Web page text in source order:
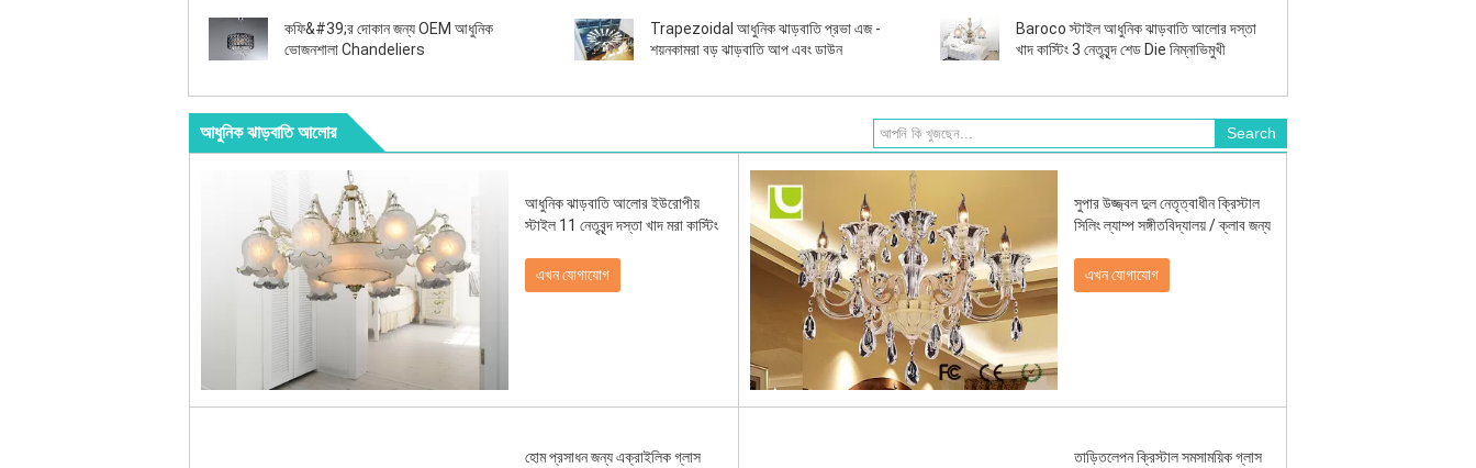
কফি&#39;র দোকান জন্য OEM আধুনিক
ভোজনশালা Chandeliers
Trapezoidal আধুনিক ঝাড়বাতি প্রভা এজ -
শয়নকামরা বড় ঝাড়বাতি আপ এবং ডাউন
Baroco স্টাইল আধুনিক ঝাড়বাতি আলোর দস্তা
খাদ কাস্টিং 3 নেতৃবৃন্দ শেড Die নিম্নাভিমুখী
আধুনিক ঝাড়বাতি আলোর
আধুনিক ঝাড়বাতি আলোর ইউরোপীয়
স্টাইল 11 নেতৃবৃন্দ দস্তা খাদ মরা কাস্টিং
এখন যোগাযোগ
সুপার উজ্জ্বল দুল নেতৃত্বাধীন ক্রিস্টাল
সিলিং ল্যাম্প সঙ্গীতবিদ্যালয় / ক্লাব জন্য
এখন যোগাযোগ
হোম প্রসাধন জন্য এক্রাইলিক গ্লাস
তাড়িতলেপন ক্রিস্টাল সমসাময়িক গ্লাস